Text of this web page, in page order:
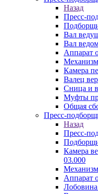
Назад
Пресс-
Вал
Вал
Аппарат
Камера
Валец
Сница и
Муфты
Общая
Пресс-
Назад
Пресс-
Камера
03.000
Аппарат